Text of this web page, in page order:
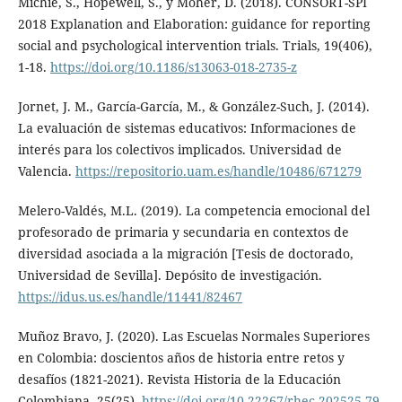
2018 Explanation and Elaboration: guidance for reporting
social and psychological intervention trials. Trials, 19(406),
1-18. https://doi.org/10.1186/s13063-018-2735-z
Jornet, J. M., García-García, M., & González-Such, J. (2014).
La evaluación de sistemas educativos: Informaciones de
interés para los colectivos implicados. Universidad de
Valencia. https://repositorio.uam.es/handle/10486/671279
Melero-Valdés, M.L. (2019). La competencia emocional del
profesorado de primaria y secundaria en contextos de
diversidad asociada a la migración [Tesis de doctorado,
Universidad de Sevilla]. Depósito de investigación.
https://idus.us.es/handle/11441/82467
Muñoz Bravo, J. (2020). Las Escuelas Normales Superiores
en Colombia: doscientos años de historia entre retos y
desafíos (1821-2021). Revista Historia de la Educación